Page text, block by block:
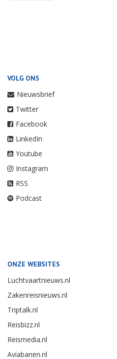
VOLG ONS
Nieuwsbrief
Twitter
Facebook
LinkedIn
Youtube
Instagram
RSS
Podcast
ONZE WEBSITES
Luchtvaartnieuws.nl
Zakenreisnieuws.nl
Triptalk.nl
Reisbizz.nl
Reismedia.nl
Aviabanen.nl